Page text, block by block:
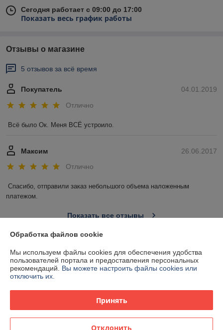
Сегодня работает с 09:00 до 17:00
Показать весь график работы
Отзывы о магазине
5 отзывов за всё время
04.01.2019
Покупатель
Отлично
Всё было Ок. Меня ВСЁ устроило.
26.06.2017
Максим
Отлично
Спасибо, отправили заказ небольшого объема наложенным
платежом.
Показать все отзывы
О нас
Контакты
График работы
Обработка файлов cookie
Мы используем файлы cookies для обеспечения удобства
пользователей портала и предоставления персональных
рекомендаций. Вы можете настроить файлы cookies или
отключить их.
Принять
Отклонить